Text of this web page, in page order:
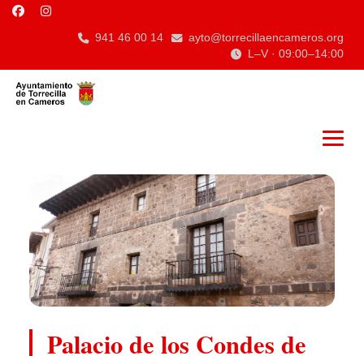
941 46 00 14
ayto@torrecillaencameros.org
L–V · 09:00–14:00
Palacio de los Condes de